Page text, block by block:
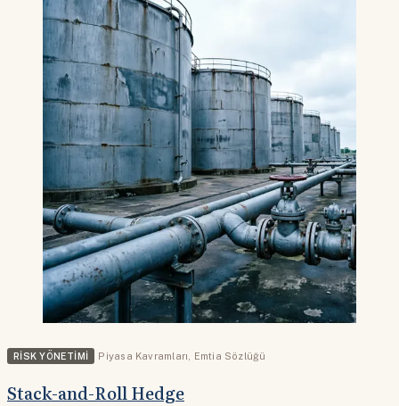
RISK YÖNETIMI Piyasa Kavramları Emtia Sözlüğü
Stack-and-Roll Hedge